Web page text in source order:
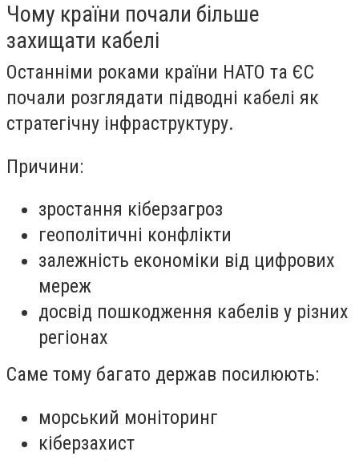
Чому країни почали більше
захищати кабелі
Останніми роками країни НАТО та ЄС
почали розглядати підводні кабелі як
стратегічну інфраструктуру.
Причини:
зростання кіберзагроз
геополітичні конфлікти
залежність економіки від цифрових
мереж
досвід пошкодження кабелів у різних
регіонах
Саме тому багато держав посилюють:
морський моніторинг
кіберзахист